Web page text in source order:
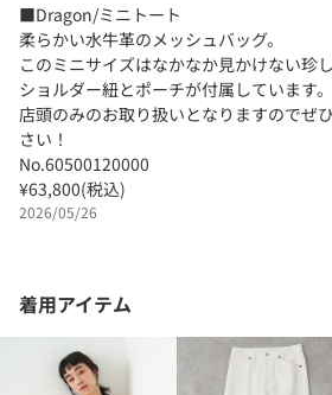
■Dragon/ミニトート
柔らかい水牛革のメッシュバッグ。
このミニサイズはなかなか見かけない珍
ショルダー紐とポーチが付属しています。
店頭のみのお取り扱いとなりますのでぜ
さい！
No.60500120000
¥63,800(税込)
2026/05/26
着用アイテム